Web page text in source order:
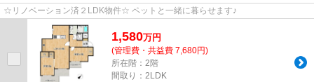
☆リノベーション済２LDK物件☆ ペットと一緒に暮らせます♪
1,580万円
(管理費・共益費 7,680円)
所在階：2階
間取り：2LDK